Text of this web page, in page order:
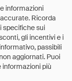
informazioni
Ricorda
specifiche sui
gli incentivi e i
passibili
aggiornati. Puoi
più